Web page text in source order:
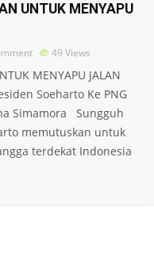
UNTUK MENYAPU
49 Views
MENYAPU JALAN
Soeharto Ke PNG
Simamora Sungguh
memutuskan untuk
terdekat Indonesia